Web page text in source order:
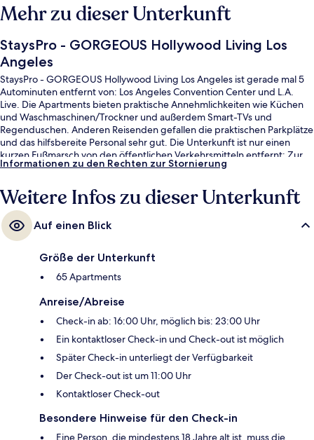
Mehr zu dieser Unterkunft
StaysPro - GORGEOUS Hollywood Living Los
Angeles
StaysPro - GORGEOUS Hollywood Living Los Angeles ist gerade mal 5
Autominuten entfernt von: Los Angeles Convention Center und L.A.
Live. Die Apartments bieten praktische Annehmlichkeiten wie Küchen
und Waschmaschinen/Trockner und außerdem Smart-TVs und
Regenduschen. Anderen Reisenden gefallen die praktischen Parkplätze
und das hilfsbereite Personal sehr gut. Die Unterkunft ist nur einen
kurzen Fußmarsch von den öffentlichen Verkehrsmitteln entfernt: Zur
U-Bahn (Station Wilshire - Vermont) sind es 10 Minuten.
Informationen zu den Rechten zur Stornierung
Weitere Infos zu dieser Unterkunft
Auf einen Blick
Größe der Unterkunft
65 Apartments
Anreise/Abreise
Check-in ab: 16:00 Uhr, möglich bis: 23:00 Uhr
Ein kontaktloser Check-in und Check-out ist möglich
Später Check-in unterliegt der Verfügbarkeit
Der Check-out ist um 11:00 Uhr
Kontaktloser Check-out
Besondere Hinweise für den Check-in
Eine Person, die mindestens 18 Jahre alt ist, muss die